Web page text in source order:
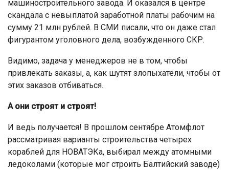
машиностроительного завода. И оказался в центре
скандала с невыплатой заработной платы рабочим на
сумму 21 млн рублей. В СМИ писали, что он даже стал
фигурантом уголовного дела, возбужденного СКР.
Видимо, задача у менеджеров не в том, чтобы
привлекать заказы, а, как шутят злопыхатели, чтобы от
этих заказов отбиваться.
А они строят и строят!
И ведь получается! В прошлом сентябре Атомфлот
рассматривая варианты строительства четырех
кораблей для НОВАТЭКа, выбирал между атомными
ледоколами (которые мог строить Балтийский заводе)